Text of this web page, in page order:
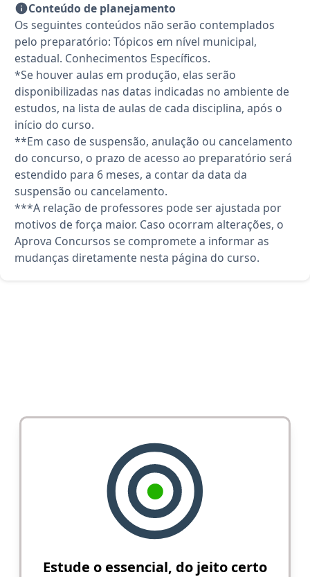
Conteúdo de planejamento
Os seguintes conteúdos não serão contemplados
pelo preparatório: Tópicos em nível municipal,
estadual. Conhecimentos Específicos.
*Se houver aulas em produção, elas serão
disponibilizadas nas datas indicadas no ambiente de
estudos, na lista de aulas de cada disciplina, após o
início do curso.
**Em caso de suspensão, anulação ou cancelamento
do concurso, o prazo de acesso ao preparatório será
estendido para 6 meses, a contar da data da
suspensão ou cancelamento.
***A relação de professores pode ser ajustada por
motivos de força maior. Caso ocorram alterações, o
Aprova Concursos se compromete a informar as
mudanças diretamente nesta página do curso.
Estude o essencial, do jeito certo